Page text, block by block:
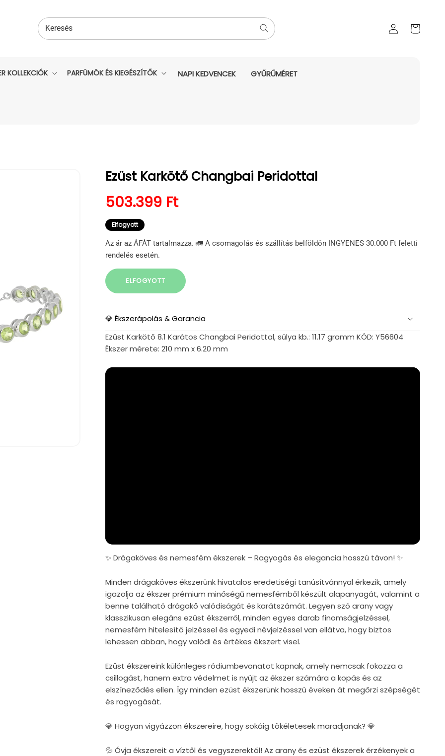
Bejelentkezés
kosara
Keresés
KOLLEKCIÓK PARFÜMÖK ÉS KIEGÉSZÍTŐK NAPI KEDVENCEK GYŰRŰMÉRET
Ezüst Karkötő Changbai Peridottal
Normál ár
503.399 Ft
Elfogyott
Az ár az ÁFÁT tartalmazza. 🚛 A csomagolás és szállítás belföldön INGYENES 30.000 Ft feletti
rendelés esetén.
ELFOGYOTT
💎 Ékszerápolás & Garancia
Ezüst Karkötő 8.1 Karátos Changbai Peridottal, súlya kb.: 11.17 gramm KÓD: Y56604
Ékszer mérete: 210 mm x 6.20 mm
✨ Drágaköves és nemesfém ékszerek – Ragyogás és elegancia hosszú távon! ✨
Minden drágaköves ékszerünk hivatalos eredetiségi tanúsítvánnyal érkezik, amely
igazolja az ékszer prémium minőségű nemesfémből készült alapanyagát, valamint a
benne található drágakő valódiságát és karátszámát. Legyen szó arany vagy
klasszikusan elegáns ezüst ékszerről, minden egyes darab finomságjelzéssel,
nemesfém hitelesítő jelzéssel és egyedi névjelzéssel van ellátva, hogy biztos
lehessen abban, hogy valódi és értékes ékszert visel.
Ezüst ékszereink különleges ródiumbevonatot kapnak, amely nemcsak fokozza a
csillogást, hanem extra védelmet is nyújt az ékszer számára a kopás és az
elszíneződés ellen. Így minden ezüst ékszerünk hosszú éveken át megőrzi szépségét
és ragyogását.
💎 Hogyan vigyázzon ékszereire, hogy sokáig tökéletesek maradjanak? 💎
💦 Óvja ékszereit a víztől és vegyszerektől! Az arany és ezüst ékszerek érzékenyek a